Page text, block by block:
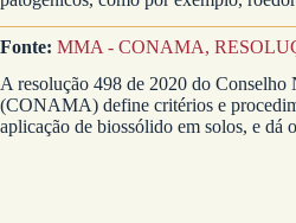
Fonte: MMA - CONAMA,
A resolução 498 de 2020 do
(CONAMA) define critérios e
aplicação de biossólido em solos, e dá